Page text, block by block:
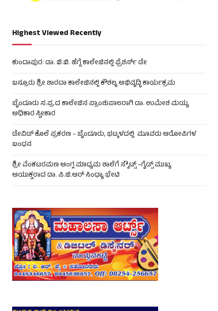
Highest Viewed Recently
ಕುಂದಾಪುರ: ಡಾ. ಬಿ.ಬಿ. ಹೆಗ್ಡೆ ಕಾಲೇಜಿನಲ್ಲಿ ಫ್ರೆಶರ್ಸ್ ಡೇ
ಬಸ್ರೂರು ಶ್ರೀ ಶಾರದಾ ಕಾಲೇಜಿನಲ್ಲಿ ಕೌಶಲ್ಯ ಅಭಿವೃದ್ಧಿ ಕಾರ್ಯಕ್ರಮ
ಬೈಂದೂರು ಸ.ಪ್ರ.ದ ಕಾಲೇಜಿನ ಪ್ರಾಂಶುಪಾಲರಾಗಿ ಡಾ. ಉಮೇಶ ಮಯ್ಯ
ಅಧಿಕಾರ ಸ್ವೀಕಾರ
ಡೇವಿಡ್ ಕೊಲೆ ಪ್ರಕರಣ – ಬೈಂದೂರು, ಭಟ್ಕಳದಲ್ಲಿ ಮೂವರು ಆರೋಪಿಗಳ
ಬಂಧನ
ಶ್ರೀ ವೆಂಕಟರಮಣ ಆಂಗ್ಲ ಮಾಧ್ಯಮ ಶಾಲೆಗೆ ಸ್ಕೌಟ್ಸ್ –ಗೈಡ್ಸ್ ಮುಖ್ಯ
ಆಯುಕ್ತರಾದ ಡಾ. ಪಿ.ಜಿ.ಆರ್ ಸಿಂಧ್ಯಾ ಭೇಟಿ